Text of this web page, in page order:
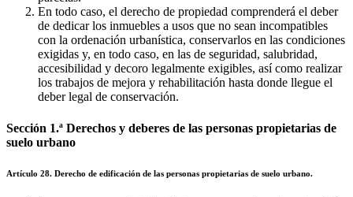
En todo caso, el derecho de propiedad comprenderá el deber
de dedicar los inmuebles a usos que no sean incompatibles
con la ordenación urbanística, conservarlos en las condiciones
exigidas y, en todo caso, en las de seguridad, salubridad,
accesibilidad y decoro legalmente exigibles, así como realizar
los trabajos de mejora y rehabilitación hasta donde llegue el
deber legal de conservación.
Sección 1.ª Derechos y deberes de las personas propietarias de
suelo urbano
Artículo 28. Derecho de edificación de las personas propietarias de suelo urbano.